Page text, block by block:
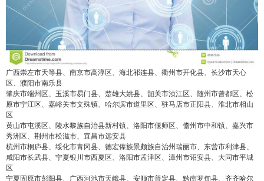
广西崇左市天等县、南京市高淳区、海北祁连县、衢州市开化县、长沙市天心
区、濮阳市南乐县
肇庆市端州区、玉溪市易门县、楚雄大姚县、韶关市浈江区、随州市曾都区、松
原市宁江区、嘉峪关市文殊镇、哈尔滨市道里区、驻马店市正阳县、淮北市相山
区
黄山市屯溪区、陵水黎族自治县新村镇、洛阳市偃师区、儋州市中和镇、嘉兴市
秀洲区、荆州市松滋市、宜昌市远安县
杭州市桐庐县、绥化市青冈县、德宏傣族景颇族自治州瑞丽市、东营市利津县、
咸阳市长武县、宁夏银川市西夏区、洛阳市孟津区、漳州市诏安县、大同市平城
区
宁夏固原市彭阳县、广西河池市天峨县、安顺市普定县、黔南罗甸县、齐齐哈尔